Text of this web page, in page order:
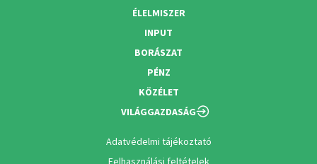
ÉLELMISZER
INPUT
BORÁSZAT
PÉNZ
KÖZÉLET
VILÁGGAZDASÁG
Adatvédelmi tájékoztató
Felhasználási feltételek